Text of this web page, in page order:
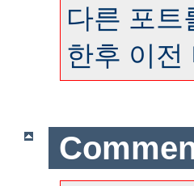
다른 포트
한후 이전